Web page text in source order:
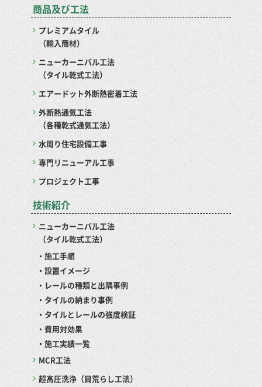
商品及び工法
プレミアムタイル
（輸入商材）
ニューカーニバル工法
（タイル乾式工法）
エアードット外断熱密着工法
外断熱通気工法
（各種乾式通気工法）
水周り住宅設備工事
専門リニューアル工事
プロジェクト工事
技術紹介
ニューカーニバル工法
（タイル乾式工法）
・施工手順
・設置イメージ
・レールの種類と出隅事例
・タイルの納まり事例
・タイルとレールの強度検証
・費用対効果
・施工実績一覧
MCR工法
超高圧洗浄（目荒らし工法）